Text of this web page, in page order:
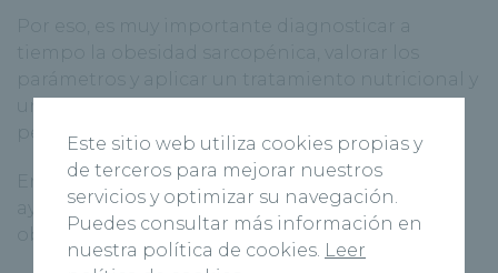
Por eso, es muy importante diagnosticar a
tiempo la obesidad sarcopénica, valorar los
parámetros y aplicar un tratamiento nutricional y
personalizado.
En la Unidad de Obesidad de Recoletas, te
ayudamos a diagnosticar, prevenir y tratar la
obesidad sarcopénica. ¡Contacta con nosotros!
Este sitio web utiliza cookies propias y
de terceros para mejorar nuestros
servicios y optimizar su navegación.
Puedes consultar más información en
nuestra política de cookies. Leer